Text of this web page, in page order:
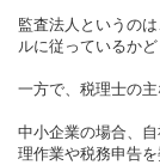
監査法人というの
ルに従っているか
一方で、税理士の
中小企業の場合、
理作業や税務申告